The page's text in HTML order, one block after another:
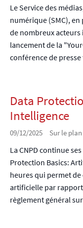
Le Service des
numérique (SMC), en
de nombreux
lancement de la
conférence de presse
Data
Intelligence
09/12/2025 Sur le
La CNPD continue
Protection Basics:
heures qui permet
artificielle par
règlement général